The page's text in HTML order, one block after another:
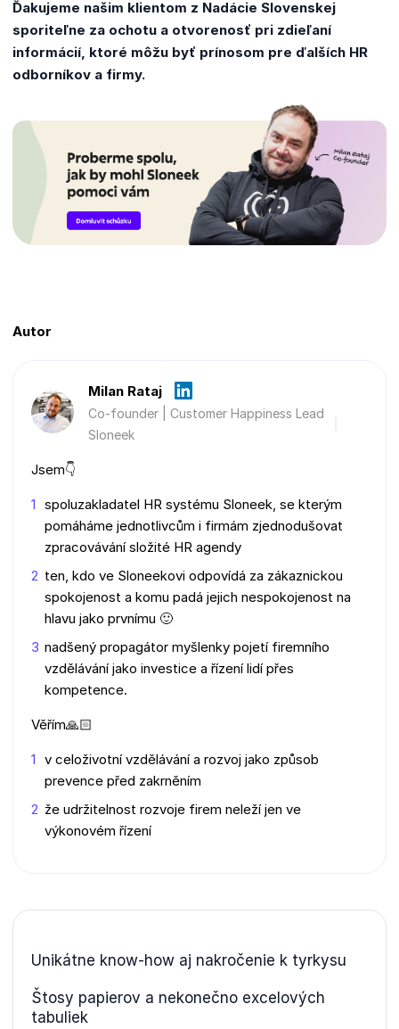
Ďakujeme našim klientom z Nadácie Slovenskej
sporiteľne za ochotu a otvorenosť pri zdieľaní
informácií, ktoré môžu byť prínosom pre ďalších HR
odborníkov a firmy.
Autor
Milan Rataj
Co-founder | Customer Happiness Lead
Sloneek
Jsem👇
spoluzakladatel HR systému Sloneek, se kterým
pomáháme jednotlivcům i firmám zjednodušovat
zpracovávání složité HR agendy
ten, kdo ve Sloneekovi odpovídá za zákaznickou
spokojenost a komu padá jejich nespokojenost na
hlavu jako prvnímu 🙂
nadšený propagátor myšlenky pojetí firemního
vzdělávání jako investice a řízení lidí přes
kompetence.
Věřím🙏🏻
v celoživotní vzdělávání a rozvoj jako způsob
prevence před zakrněním
že udržitelnost rozvoje firem neleží jen ve
výkonovém řízení
Unikátne know-how aj nakročenie k tyrkysu
Štosy papierov a nekonečno excelových
tabuliek